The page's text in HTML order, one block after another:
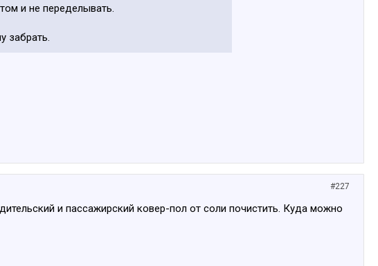
и не переделывать.
забрать.
#227
и пассажирский ковер-пол от соли почистить. Куда можно